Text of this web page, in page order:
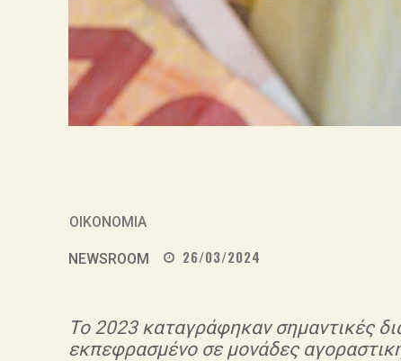
ΟΙΚΟΝΟΜΙΑ
NEWSROOM 26/03/2024
Το 2023 καταγράφηκαν σημαντικές
εκπεφρασμένο σε μονάδες